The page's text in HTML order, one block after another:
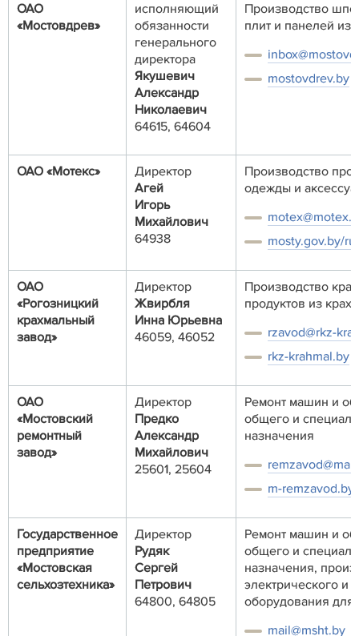
ОАО
«Мостовдрев»
исполняющий
обязанности
генерального
директора
Якушевич
Александр
Николаевич
64615, 64604
Производство
плит и панелей из
mostovdrev.by
ОАО «Мотекс»
Директор
Агей
Игорь
Михайлович
64938
Производство
одежды и
mosty.gov.by/
ОАО
«Рогозницкий
крахмальный
завод»
Директор
Жвирбля
Инна Юрьевна
46059, 46052
Производство
продуктов из
rzavod@rkz-
rkz-krahmal.by
ОАО
«Мостовский
ремонтный
завод»
Директор
Предко
Александр
Михайлович
25601, 25604
Ремонт машин и
общего и
назначения
m-remzavod.by
Государственное
предприятие
«Мостовская
сельхозтехника»
Директор
Рудяк
Сергей
Петрович
64800, 64805
Ремонт машин и
общего и
назначения,
электрического и
оборудования для
mail@msht.by